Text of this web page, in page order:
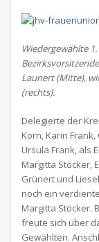
Wiedergewählte
Launert (Mitte),
(rechts).
Delegierte der
Korn, Karin
Ursula Frank, als
Margitta Stöcker,
Grünert und
noch ein
Margitta Stöcker.
freute sich über
Gewählten.